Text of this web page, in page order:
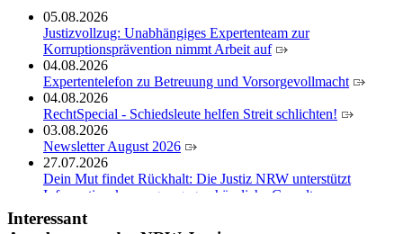
05.08.2026
Justizvollzug: Unabhängiges Expertenteam zur
Korruptionsprävention nimmt Arbeit auf
04.08.2026
Expertentelefon zu Betreuung und Vorsorgevollmacht
04.08.2026
RechtSpecial - Schiedsleute helfen Streit schlichten!
03.08.2026
Newsletter August 2026
27.07.2026
Dein Mut findet Rückhalt: Die Justiz NRW unterstützt
Informationskampagne gegen häusliche Gewalt
10.07.2026
Anerkennung für innovative Suizidpräventionsarbeit: JVA
Interessant